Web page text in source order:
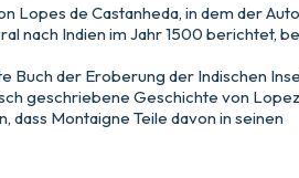
Lopes de Castanheda, in dem der
nach Indien im Jahr 1500 berichtet,
Buch der Eroberung der Indischen
geschriebene Geschichte von
dass Montaigne Teile davon in seinen